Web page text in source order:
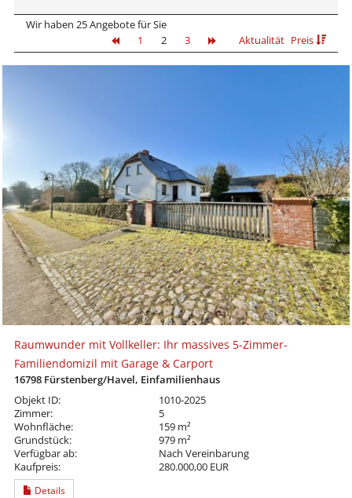
Wir haben 25 Angebote für Sie
1
2 3 Aktualität Preis
Raumwunder mit Vollkeller: Ihr massives 5-Zimmer-
Familiendomizil mit Garage & Carport
16798 Fürstenberg/Havel, Einfamilienhaus
Objekt ID:
1010-2025
Zimmer:
5
Wohnfläche:
159 m²
Grundstück:
979 m²
Verfügbar ab:
Nach Vereinbarung
Kaufpreis:
280.000,00 EUR
Details